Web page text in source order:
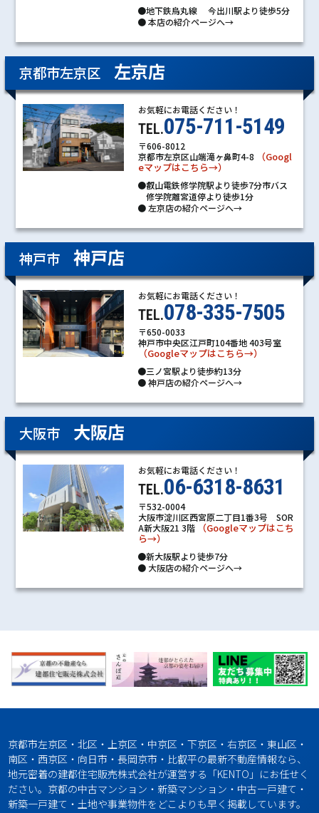
●地下鉄烏丸線 今出川駅より徒歩5分
●本店の紹介ページへ→
京都市左京区 左京店
お気軽にお電話ください！
TEL.075-711-5149
〒606-8012
京都市左京区山端滝ヶ鼻町4-8
（Googl
eマップはこちら→）
●叡山電鉄修学院駅より徒歩7分市バス
修学院離宮道停より徒歩1分
●左京店の紹介ページへ→
神戸市 神戸店
お気軽にお電話ください！
TEL.078-335-7505
〒650-0033
神戸市中央区江戸町104番地 403号室
（Googleマップはこちら→）
●三ノ宮駅より徒歩約13分
●神戸店の紹介ページへ→
大阪市 大阪店
お気軽にお電話ください！
TEL.06-6318-8631
〒532-0004
大阪市淀川区西宮原二丁目1番3号 SOR
A新大阪21 3階
（Googleマップはこち
ら→）
●新大阪駅より徒歩7分
●大阪店の紹介ページへ→
京都市左京区・北区・上京区・中京区・下京区・右京区・東山区・
南区・西京区・向日市・長岡京市・比叡平の最新不動産情報なら、
地元密着の建都住宅販売株式会社が運営する「KENTO」にお任せく
ださい。京都の中古マンション・新築マンション・中古一戸建て・
新築一戸建て・土地や事業物件をどこよりも早く掲載しています。